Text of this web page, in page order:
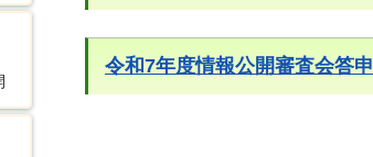
令和7年度情報公開審査会答申